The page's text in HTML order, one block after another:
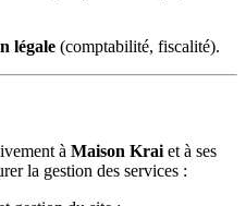
légale (comptabilité, fiscalité).
à Maison Krai et à ses
la gestion des services :